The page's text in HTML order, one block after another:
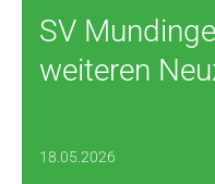
SV
weiteren
18.05.2026